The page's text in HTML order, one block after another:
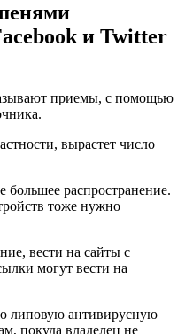
и Twitter
приемы, с помощью
вырастет число
распространение.
тоже нужно
вести на сайты с
могут вести на
липовую антивирусную
покуда владелец не